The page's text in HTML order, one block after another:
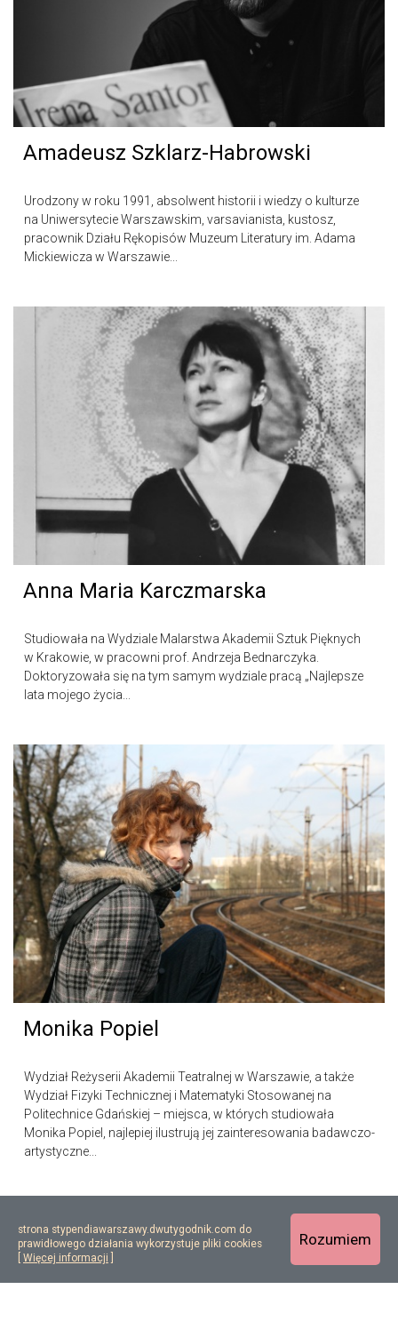
Amadeusz Szklarz-Habrowski
Urodzony w roku 1991, absolwent historii i wiedzy o kulturze
na Uniwersytecie Warszawskim, varsavianista, kustosz,
pracownik Działu Rękopisów Muzeum Literatury im. Adama
Mickiewicza w Warszawie...
Anna Maria Karczmarska
Studiowała na Wydziale Malarstwa Akademii Sztuk Pięknych
w Krakowie, w pracowni prof. Andrzeja Bednarczyka.
Doktoryzowała się na tym samym wydziale pracą „Najlepsze
lata mojego życia...
Monika Popiel
Wydział Reżyserii Akademii Teatralnej w Warszawie, a także
Wydział Fizyki Technicznej i Matematyki Stosowanej na
Politechnice Gdańskiej – miejsca, w których studiowała
Monika Popiel, najlepiej ilustrują jej zainteresowania badawczo-
artystyczne...
strona stypendiawarszawy.dwutygodnik.com do
prawidłowego działania wykorzystuje pliki cookies
Więcej informacji
Rozumiem